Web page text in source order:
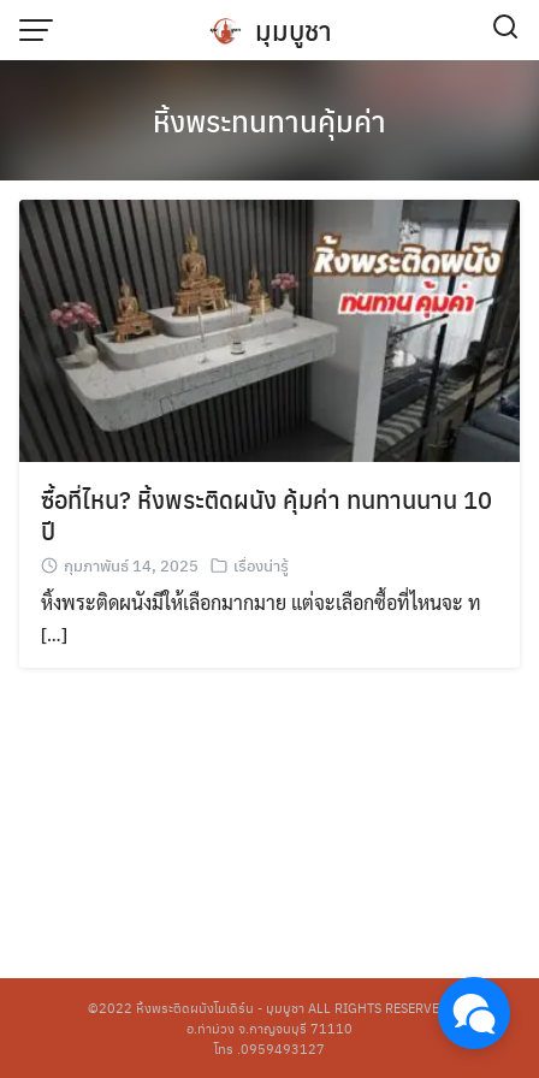
มุมบูชา
หิ้งพระทนทานคุ้มค่า
ซื้อที่ไหน? หิ้งพระติดผนัง คุ้มค่า ทนทานนาน 10
ปี
กุมภาพันธ์ 14, 2025 เรื่องน่ารู้
หิ้งพระติดผนังมีให้เลือกมากมาย แต่จะเลือกซื้อที่ไหนจะ ท
[…]
©2022 หิ้งพระติดผนังโมเดิร์น - มุมบูชา ALL RIGHTS RESERVED.
อ.ท่าม่วง จ.กาญจนบุรี 71110
โทร .0959493127